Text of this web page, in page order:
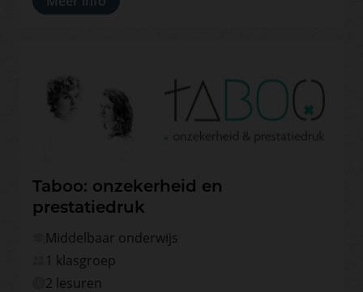
Taboo: onzekerheid en
prestatiedruk
Middelbaar onderwijs
1 klasgroep
2 lesuren